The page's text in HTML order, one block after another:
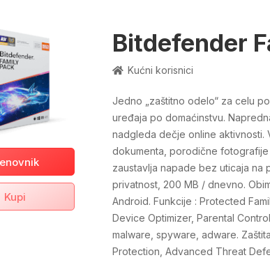
Kupi
Bitdefender
Kućni korisnici
Jedno „zaštitno odelo“ za celu
uređaja po domaćinstvu.
nadgleda dečje online aktivnosti.
dokumenta, porodične
zaustavlja napade bez uticaja na
privatnost, 200 MB / dnevno.
Android. Funkcije : Protected
Device Optimizer, Parental
malware, spyware, adware.
Protection, Advanced Threat